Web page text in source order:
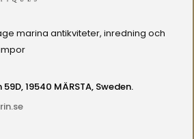
marina antikviteter, inredning och
19540 MÄRSTA, Sweden.